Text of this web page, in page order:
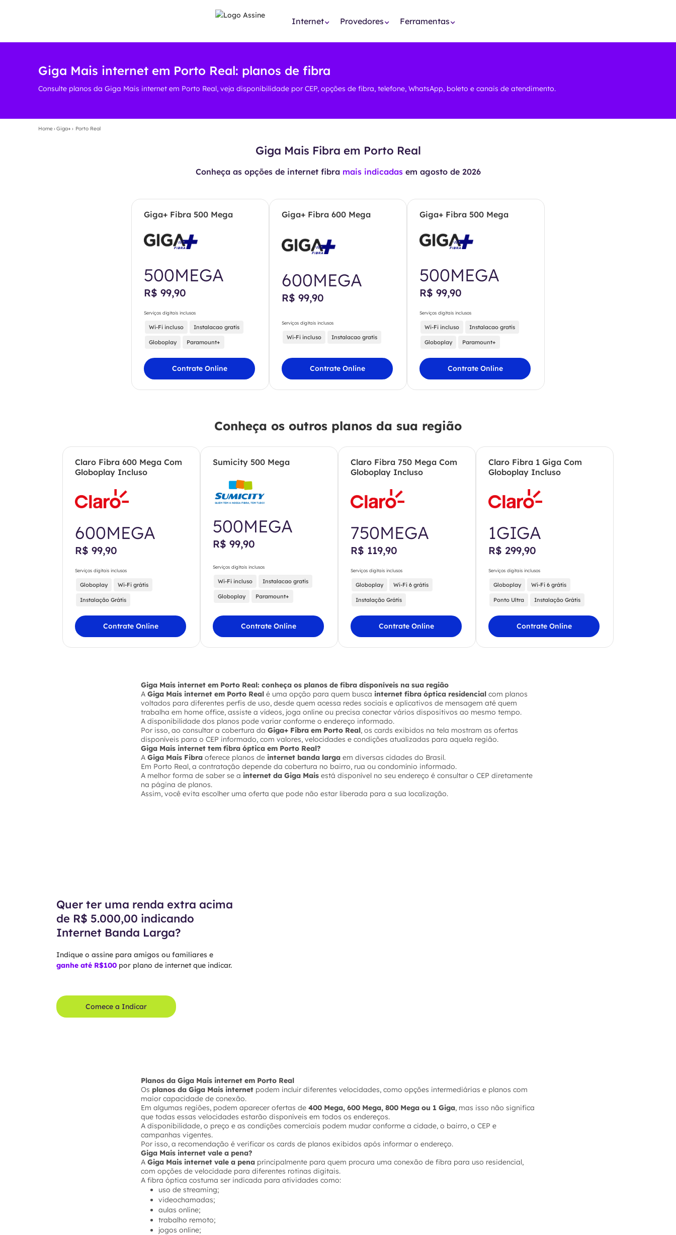
Internet Provedores Ferramentas
Giga Mais internet em Porto Real: planos de fibra
Consulte planos da Giga Mais internet em Porto Real, veja disponibilidade por CEP, opções de fibra, telefone, WhatsApp, boleto e canais de atendimento.
Home›Giga+› Porto Real
Giga Mais Fibra em Porto Real
Conheça as opções de internet fibra mais indicadasem agosto de 2026
Giga+ Fibra 500 Mega
500MEGA
R$ 99,90
Serviços digitais inclusos
Wi-Fi incluso Instalacao gratis
Globoplay Paramount+
Contrate Online
Giga+ Fibra 600 Mega
600MEGA
R$ 99,90
Serviços digitais inclusos
Wi-Fi incluso Instalacao gratis
Contrate Online
Giga+ Fibra 500 Mega
500MEGA
R$ 99,90
Serviços digitais inclusos
Wi-Fi incluso Instalacao gratis
Globoplay Paramount+
Contrate Online
Conheça os outros planos da sua região
Claro Fibra 600 Mega Com
Globoplay Incluso
600MEGA
R$ 99,90
Serviços digitais inclusos
Globoplay Wi-Fi grátis
Instalação Grátis
Contrate Online
Sumicity 500 Mega
500MEGA
R$ 99,90
Serviços digitais inclusos
Wi-Fi incluso Instalacao gratis
Globoplay Paramount+
Contrate Online
Claro Fibra 750 Mega Com
Globoplay Incluso
750MEGA
R$ 119,90
Serviços digitais inclusos
Globoplay Wi-Fi 6 grátis
Instalação Grátis
Contrate Online
Claro Fibra 1 Giga Com
Globoplay Incluso
1GIGA
R$ 299,90
Serviços digitais inclusos
Globoplay Wi-Fi 6 grátis
Ponto Ultra Instalação Grátis
Contrate Online
Giga Mais internet em Porto Real: conheça os planos de fibra disponíveis na sua região
A Giga Mais internet em Porto Real é uma opção para quem busca internet fibra óptica residencial com planos
voltados para diferentes perfis de uso, desde quem acessa redes sociais e aplicativos de mensagem até quem
trabalha em home office, assiste a vídeos, joga online ou precisa conectar vários dispositivos ao mesmo tempo.
A disponibilidade dos planos pode variar conforme o endereço informado.
Por isso, ao consultar a cobertura da Giga+ Fibra em Porto Real, os cards exibidos na tela mostram as ofertas
disponíveis para o CEP informado, com valores, velocidades e condições atualizadas para aquela região.
Giga Mais internet tem fibra óptica em Porto Real?
A Giga Mais Fibra oferece planos de internet banda larga em diversas cidades do Brasil.
Em Porto Real, a contratação depende da cobertura no bairro, rua ou condomínio informado.
A melhor forma de saber se a internet da Giga Mais está disponível no seu endereço é consultar o CEP diretamente
na página de planos.
Assim, você evita escolher uma oferta que pode não estar liberada para a sua localização.
Quer ter uma renda extra acima
de R$ 5.000,00 indicando
Internet Banda Larga?
Indique o assine para amigos ou familiares e
ganhe até R$100por plano de internet que indicar.
Comece a Indicar
Planos da Giga Mais internet em Porto Real
Os planos da Giga Mais internet podem incluir diferentes velocidades, como opções intermediárias e planos com
maior capacidade de conexão.
Em algumas regiões, podem aparecer ofertas de 400 Mega, 600 Mega, 800 Mega ou 1 Giga, mas isso não significa
que todas essas velocidades estarão disponíveis em todos os endereços.
A disponibilidade, o preço e as condições comerciais podem mudar conforme a cidade, o bairro, o CEP e
campanhas vigentes.
Por isso, a recomendação é verificar os cards de planos exibidos após informar o endereço.
Giga Mais internet vale a pena?
A Giga Mais internet vale a pena principalmente para quem procura uma conexão de fibra para uso residencial,
com opções de velocidade para diferentes rotinas digitais.
A fibra óptica costuma ser indicada para atividades como:
uso de streaming;
videochamadas;
aulas online;
trabalho remoto;
jogos online;